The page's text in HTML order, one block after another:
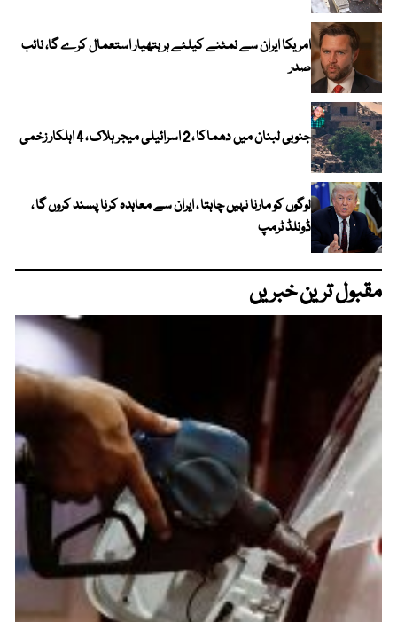
امریکا ایران سے نمٹنے کیلئے ہر ہتھیار استعمال کرے گا، نائب
صدر
جنوبی لبنان میں دھماکا ، 2 اسرائیلی میجر ہلاک ، 4 اہلکار زخمی
لوگوں کو مارنا نہیں چاہتا ، ایران سے معاہدہ کرنا پسند کروں گا ،
ڈونلڈ ٹرمپ
مقبول ترین خبریں